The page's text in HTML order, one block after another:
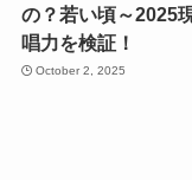
の？若い頃～2025
唱力を検証！
October 2, 2025